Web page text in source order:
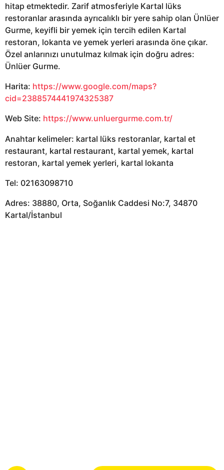
hitap etmektedir. Zarif atmosferiyle Kartal lüks
restoranlar arasında ayrıcalıklı bir yere sahip olan Ünlüer
Gurme, keyifli bir yemek için tercih edilen Kartal
restoran, lokanta ve yemek yerleri arasında öne çıkar.
Özel anlarınızı unutulmaz kılmak için doğru adres:
Ünlüer Gurme.
Harita: https://www.google.com/maps?
cid=2388574441974325387
Web Site: https://www.unluergurme.com.tr/
Anahtar kelimeler: kartal lüks restoranlar, kartal et
restaurant, kartal restaurant, kartal yemek, kartal
restoran, kartal yemek yerleri, kartal lokanta
Tel: 02163098710
Adres: 38880, Orta, Soğanlık Caddesi No:7, 34870
Kartal/İstanbul